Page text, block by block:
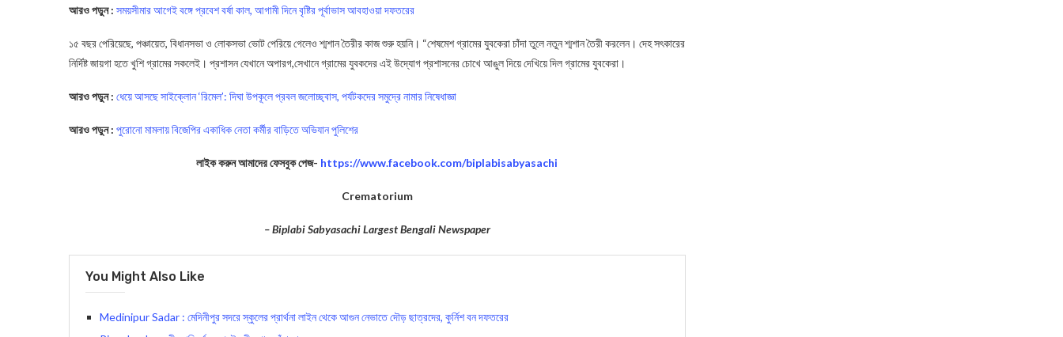
আরও পড়ুন : সময়সীমার আগেই বঙ্গে প্রবেশ বর্ষা কাল, আগামী দিনে বৃষ্টির পূর্বাভাস আবহাওয়া দফতরের
১৫ বছর পেরিয়েছে, পঞ্চায়েত, বিধানসভা ও লোকসভা ভোট পেরিয়ে গেলেও শ্মশান তৈরীর কাজ শুরু হয়নি। “শেষমেশ গ্রামের যুবকেরা চাঁদা তুলে নতুন শ্মশান তৈরী করলেন। দেহ সৎকারের
নির্দিষ্ট জায়গা হতে খুশি গ্রামের সকলেই। প্রশাসন যেখানে অপারগ,সেখানে গ্রামের যুবকদের এই উদ্যোগ প্রশাসনের চোখে আঙুল দিয়ে দেখিয়ে দিল গ্রামের যুবকেরা।
আরও পড়ুন : ধেয়ে আসছে সাইক্লোন ‘রিমেল’: দিঘা উপকূলে প্রবল জলোচ্ছ্বাস, পর্যটকদের সমুদ্রে নামার নিষেধাজ্ঞা
আরও পড়ুন : পুরোনো মামলায় বিজেপির একাধিক নেতা কর্মীর বাড়িতে অভিযান পুলিশের
লাইক করুন আমাদের ফেসবুক পেজ- https://www.facebook.com/biplabisabyasachi
Crematorium
– Biplabi Sabyasachi Largest Bengali Newspaper
You Might Also Like
Medinipur Sadar : মেদিনীপুর সদরে স্কুলের প্রার্থনা লাইন থেকে আগুন নেভাতে দৌড় ছাত্রদের, কুর্নিশ বন দফতরের